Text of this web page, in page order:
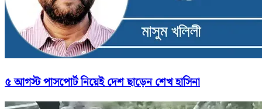
৫ আগস্ট পাসপোর্ট নিয়েই দেশ ছাড়েন শেখ হাসিনা